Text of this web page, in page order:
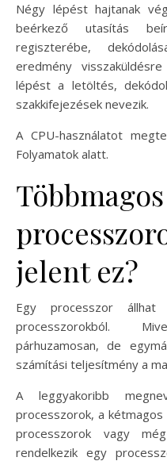
Négy lépést hajtanak
beérkező utasítás
regiszterébe,
eredmény
lépést a letöltés,
szakkifejezések nevezik.
A CPU-használatot
Folyamatok alatt.
Többmagos
jelent ez?
Egy processzor
processzorokból.
párhuzamosan, de
számítási teljesítmény a
A leggyakoribb
processzorok, a
processzorok vagy
rendelkezik egy